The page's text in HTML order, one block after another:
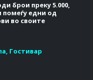
брои преку 5.000,
помеѓу едни од
во своите
Гостивар